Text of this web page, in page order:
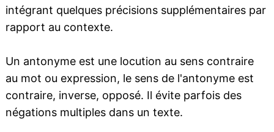
intégrant quelques précisions supplémentaires par
rapport au contexte.
Un antonyme est une locution au sens contraire
au mot ou expression, le sens de l'antonyme est
contraire, inverse, opposé. Il évite parfois des
négations multiples dans un texte.